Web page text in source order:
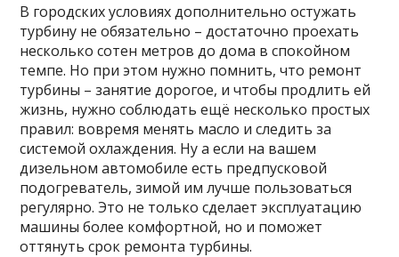
В городских условиях дополнительно остужать
турбину не обязательно – достаточно проехать
несколько сотен метров до дома в спокойном
темпе. Но при этом нужно помнить, что ремонт
турбины – занятие дорогое, и чтобы продлить ей
жизнь, нужно соблюдать ещё несколько простых
правил: вовремя менять масло и следить за
системой охлаждения. Ну а если на вашем
дизельном автомобиле есть предпусковой
подогреватель, зимой им лучше пользоваться
регулярно. Это не только сделает эксплуатацию
машины более комфортной, но и поможет
оттянуть срок ремонта турбины.